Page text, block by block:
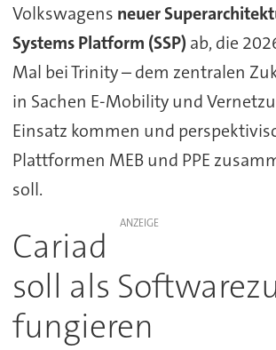
Volkswagens neuer
Systems Platform (SSP) ab, die
Mal bei Trinity – dem zentralen
in Sachen E-Mobility und
Einsatz kommen und
Plattformen MEB und PPE
soll.
ANZEIGE
Cariad
soll als
fungieren